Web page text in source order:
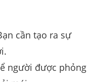
cần tạo ra sự
người được phỏng